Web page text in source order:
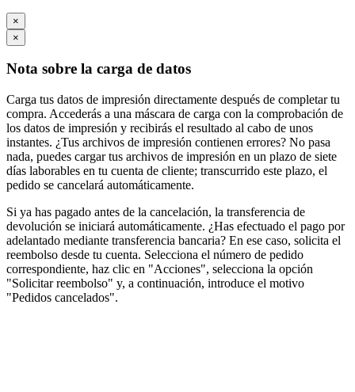
×
×
Nota sobre la carga de datos
Carga tus datos de impresión directamente después de completar tu
compra. Accederás a una máscara de carga con la comprobación de
los datos de impresión y recibirás el resultado al cabo de unos
instantes. ¿Tus archivos de impresión contienen errores? No pasa
nada, puedes cargar tus archivos de impresión en un plazo de siete
días laborables en tu cuenta de cliente; transcurrido este plazo, el
pedido se cancelará automáticamente.
Si ya has pagado antes de la cancelación, la transferencia de
devolución se iniciará automáticamente. ¿Has efectuado el pago por
adelantado mediante transferencia bancaria? En ese caso, solicita el
reembolso desde tu cuenta. Selecciona el número de pedido
correspondiente, haz clic en "Acciones", selecciona la opción
"Solicitar reembolso" y, a continuación, introduce el motivo
"Pedidos cancelados".